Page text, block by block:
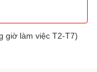
giờ làm việc T2-T7)